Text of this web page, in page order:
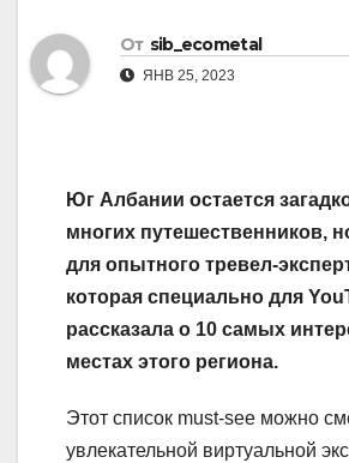
От sib_ecometal
ЯНВ 25, 2023
Юг Албании остается
многих путешественников,
для опытного тревел-
которая специально для
рассказала о 10 самых
местах этого региона.
Этот список must-see можно
увлекательной виртуальной